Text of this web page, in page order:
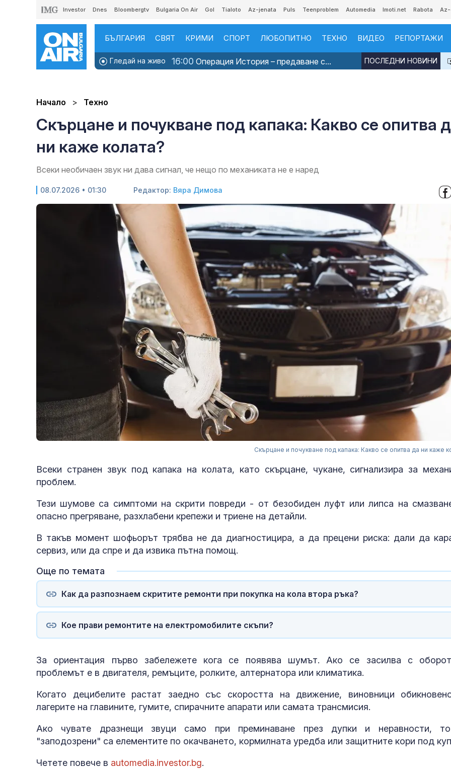
Investor Dnes Bloombergtv Bulgaria On Air Gol Tialoto Az-jenata Puls Teenproblem Automedia Imoti.net Rabota
БЪЛГАРИЯ СВЯТ КРИМИ СПОРТ ЛЮБОПИТНО ТЕХНО ВИДЕО РЕПОРТАЖИ
Гледай на живо 16:00 Операция История – предаване с... ПОСЛЕДНИ НОВИНИ
Начало Техно
Скърцане и почукване под капака: Какво се опитва
ни каже колата?
Всеки необичаен звук ни дава сигнал, че нещо по механиката не е наред
08.07.2026 • 01:30 Редактор: Вяра Димова
Скърцане и почукване под капака: Какво се опитва да ни каже
Всеки странен звук под капака на колата, като скърцане, чукане, сигнализира за
проблем.
Тези шумове са симптоми на скрити повреди - от безобиден луфт или липса на
опасно прегряване, разхлабени крепежи и триене на детайли.
В такъв момент шофьорът трябва не да диагностицира, а да прецени риска: дали да
сервиз, или да спре и да извика пътна помощ.
Още по темата
Как да разпознаем скритите ремонти при покупка на кола втора ръка?
Кое прави ремонтите на електромобилите скъпи?
За ориентация първо забележете кога се появява шумът. Ако се засилва с
проблемът е в двигателя, ремъците, ролките, алтернатора или климатика.
Когато децибелите растат заедно със скоростта на движение, виновници
лагерите на главините, гумите, спирачните апарати или самата трансмисия.
Ако чувате дразнещи звуци само при преминаване през дупки и неравности,
"заподозрени" са елементите по окачването, кормилната уредба или защитните кори под
Четете повече в automedia.investor.bg.
Издирват 58-
Мъск даде
свинете във
Варненско